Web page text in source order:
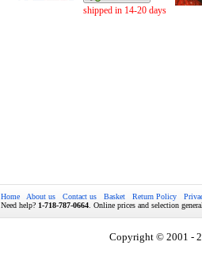
shipped in 14-20 days
Home About us Contact us Basket Return Policy
Need help? 1-718-787-0664 . Online prices and selection
Copyright © 2001 -